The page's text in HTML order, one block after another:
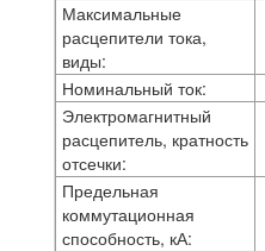
Максимальные
расцепители тока,
виды:
Номинальный ток:
Электромагнитный
расцепитель, кратность
отсечки:
Предельная
коммутационная
способность, кА: